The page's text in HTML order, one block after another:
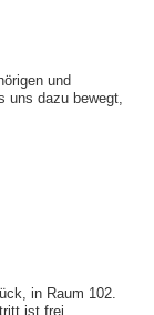
und
uns dazu bewegt,
in Raum 102.
ist frei.